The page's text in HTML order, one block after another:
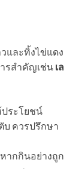
และทิ้งไข่แดง
รสำคัญเช่น เล
ระโยชน์
บ ควรปรึกษา
ากกินอย่างถูก